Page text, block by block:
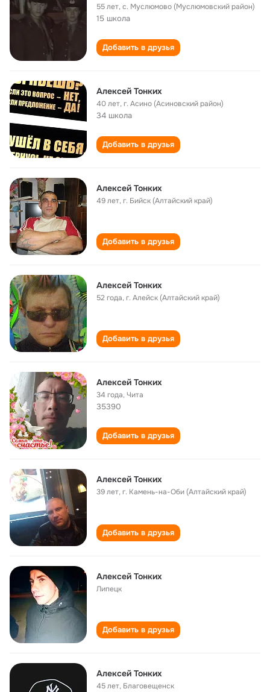
55 лет,с. Муслюмово (Муслюмовский район)
15 школа
Добавить в друзья
Алексей Тонких
40 лет,г. Асино (Асиновский район)
34 школа
Добавить в друзья
Алексей Тонких
49 лет,г. Бийск (Алтайский край)
Добавить в друзья
Алексей Тонких
52 года,г. Алейск (Алтайский край)
Добавить в друзья
Алексей Тонких
34 года,Чита
35390
Добавить в друзья
Алексей Тонких
39 лет,г. Камень-на-Оби (Алтайский край)
Добавить в друзья
Алексей Тонких
Липецк
Добавить в друзья
Алексей Тонких
45 лет, Благовещенск